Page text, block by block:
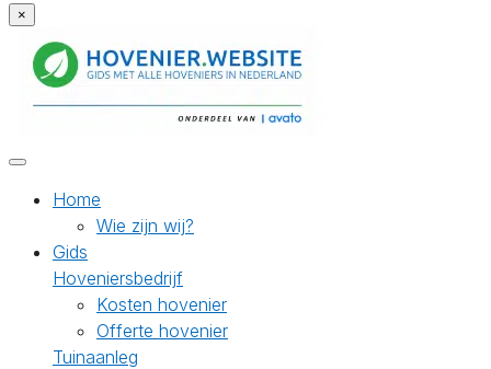
×
Home
Wie zijn wij?
Gids
Hoveniersbedrijf
Kosten hovenier
Offerte hovenier
Tuinaanleg